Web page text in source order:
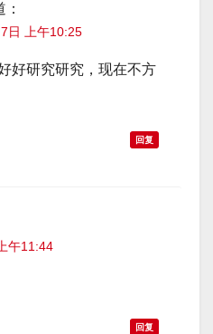
日 上午10:25
好研究研究，现在不方
回复
午11:44
回复